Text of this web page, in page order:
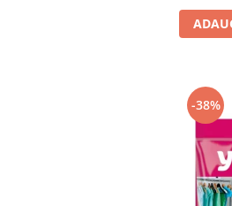
-38%